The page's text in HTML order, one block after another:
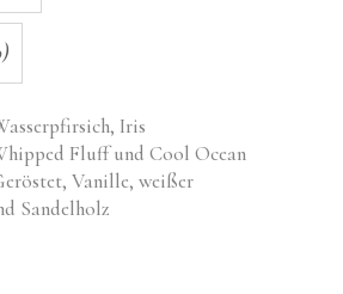
Iris
Fluff und Cool Ocean
Vanille, weißer
Sandelholz